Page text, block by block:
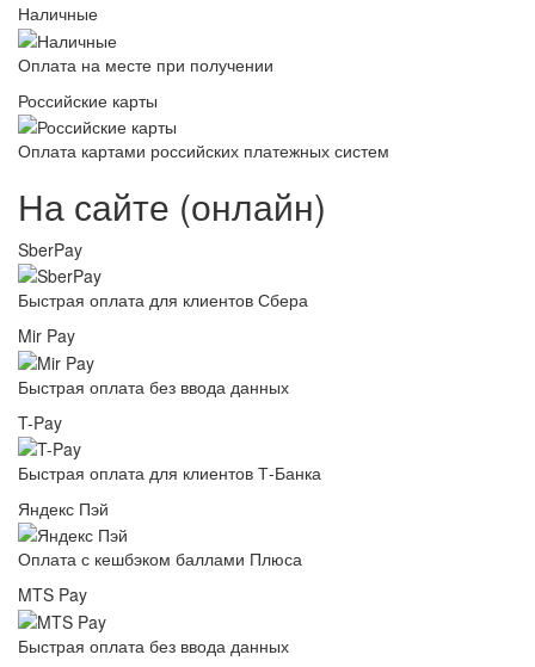
Наличные
Оплата на месте при получении
Российские карты
Оплата картами российских платежных систем
На сайте (онлайн)
SberPay
Быстрая оплата для клиентов Сбера
Mir Pay
Быстрая оплата без ввода данных
T-Pay
Быстрая оплата для клиентов Т-Банка
Яндекс Пэй
Оплата с кешбэком баллами Плюса
MTS Pay
Быстрая оплата без ввода данных